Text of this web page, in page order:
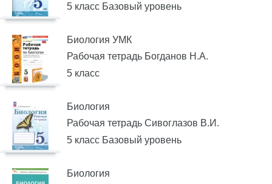
5 класс Базовый уровень
Биология УМК
Рабочая тетрадь Богданов Н.А.
5 класс
Биология
Рабочая тетрадь Сивоглазов В.И.
5 класс Базовый уровень
Биология